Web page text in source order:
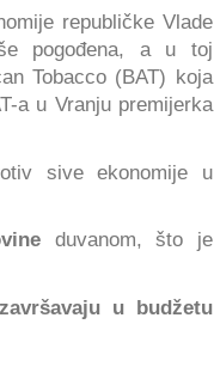
republičke Vlade
pogođena, a u toj
Tobacco (BAT) koja
a u Vranju premijerka
sive ekonomije u
duvanom, što je
u budžetu